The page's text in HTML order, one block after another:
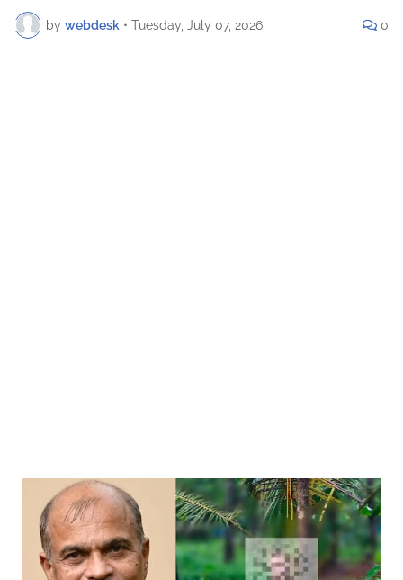
by webdesk • Tuesday, July 07, 2026 0